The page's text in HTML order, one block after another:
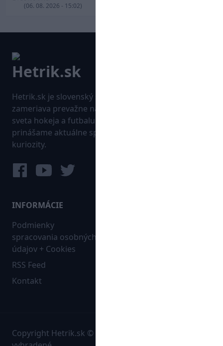
(06. 08. 2026 - 15:02)
Hetrik.sk je slovenský športový portál, ktorý sa
zameriava prevažne na najnovšie informácie zo
sveta hokeja a futbalu. Pravidelne na dennej báze
prinášame aktuálne správy, góly, zaujímavosti a
kuriozity.
INFORMÁCIE
Podmienky
spracovania osobných
údajov + Cookies
RSS Feed
Kontakt
Copyright Hetrik.sk © 2026 Autorské práva sú